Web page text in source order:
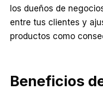
los dueños de
entre tus clientes y
productos como
Beneficios